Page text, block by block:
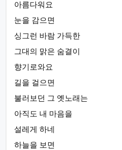
아름다워요
눈을 감으면
싱그런 바람 가득한
그대의 맑은 숨결이
향기로와요
길을 걸으면
불러보던 그 옛노래는
아직도 내 마음을
설레게 하네
하늘을 보면